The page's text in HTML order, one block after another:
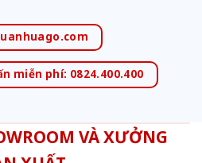
miễn phí: 0824.400.400
VÀ XƯỞNG